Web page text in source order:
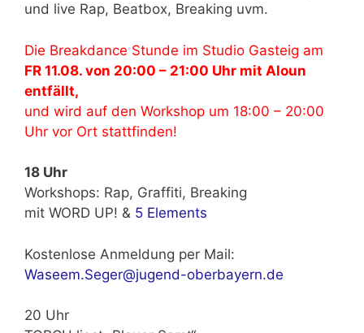
und live Rap, Beatbox, Breaking uvm.
Die Breakdance Stunde im Studio Gasteig am
FR 11.08. von 20:00 – 21:00 Uhr mit Aloun
entfällt,
und wird auf den Workshop um 18:00 – 20:00
Uhr vor Ort stattfinden!
18 Uhr
Workshops: Rap, Graffiti, Breaking
mit WORD UP! & 5 Elements
Kostenlose Anmeldung per Mail:
Waseem.Seger@jugend-oberbayern.de
20 Uhr